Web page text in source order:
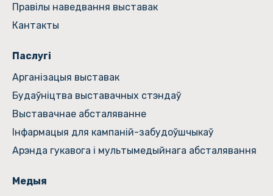
Правілы наведвання выставак
Кантакты
Паслугі
Арганізацыя выставак
Будаўніцтва выставачных стэндаў
Выставачнае абсталяванне
Інфармацыя для кампаній-забудоўшчыкаў
Арэнда гукавога і мультымедыйнага абсталявання
Медыя